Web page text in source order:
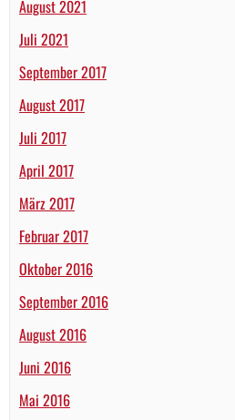
August 2021
Juli 2021
September 2017
August 2017
Juli 2017
April 2017
März 2017
Februar 2017
Oktober 2016
September 2016
August 2016
Juni 2016
Mai 2016